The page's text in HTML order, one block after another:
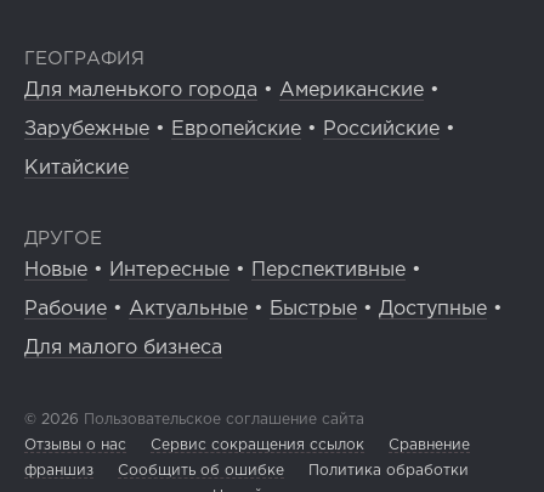
ГЕОГРАФИЯ
Для маленького города • Американские •
Зарубежные • Европейские • Российские •
Китайские
ДРУГОЕ
Новые • Интересные • Перспективные •
Рабочие • Актуальные • Быстрые • Доступные •
Для малого бизнеса
© 2026 Пользовательское соглашение сайта
Отзывы о нас
Сервис сокращения ссылок
Сравнение
франшиз
Сообщить об ошибке
Политика обработки